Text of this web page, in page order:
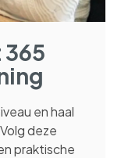
en haal
deze
praktische